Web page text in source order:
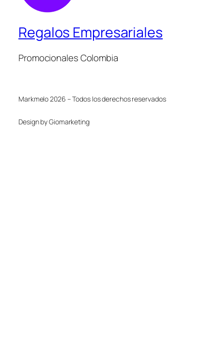
Regalos Empresariales
Promocionales Colombia
Markmelo 2026 – Todos los derechos reservados
Design by Giomarketing